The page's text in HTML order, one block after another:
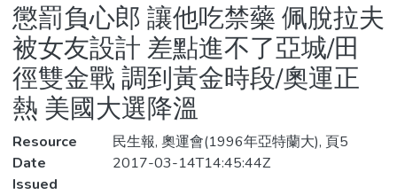
Statistics
懲罰負心郎 讓他吃禁藥 佩脫拉夫
被女友設計 差點進不了亞城/田
徑雙金戰 調到黃金時段/奧運正
熱 美國大選降溫
Resource
民生報, 奧運會(1996年亞特蘭大), 頁5
Date
Issued
2017-03-14T14:45:44Z